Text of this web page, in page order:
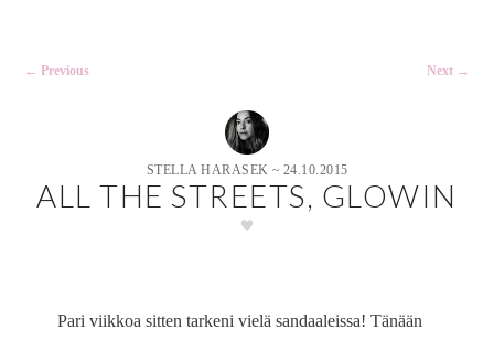
Post
← Previous Next →
STELLA HARASEK ~ 24.10.2015
ALL THE STREETS, GLOWIN
Pari viikkoa sitten tarkeni vielä sandaaleissa! Tänään